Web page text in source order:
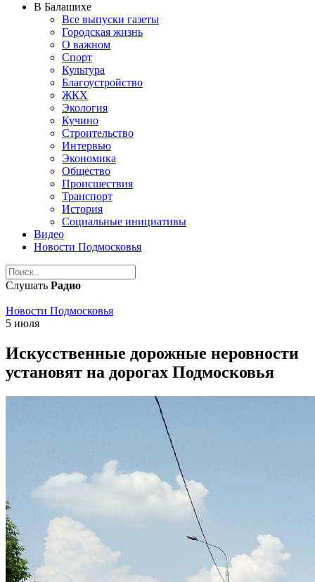
В Балашихе
Все выпуски газеты
Городская жизнь
О важном
Спорт
Культура
Благоустройство
ЖКХ
Экология
Кучино
Строительство
Интервью
Экономика
Общество
Происшествия
Транспорт
История
Социальные инициативы
Видео
Новости Подмосковья
Слушать Радио
Новости Подмосковья
5 июля
Искусственные дорожные неровности
установят на дорогах Подмосковья